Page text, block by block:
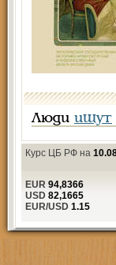
Люди ищут
Курс ЦБ РФ на
EUR 94,8366
USD 82,1665
EUR/USD 1.15